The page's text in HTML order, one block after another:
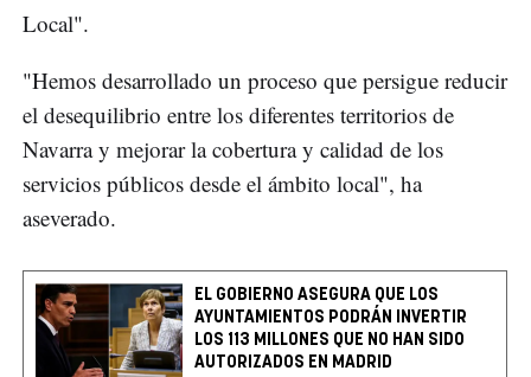
Local".
"Hemos desarrollado un proceso que persigue reducir
el desequilibrio entre los diferentes territorios de
Navarra y mejorar la cobertura y calidad de los
servicios públicos desde el ámbito local", ha
aseverado.
EL GOBIERNO ASEGURA QUE LOS
AYUNTAMIENTOS PODRÁN INVERTIR
LOS 113 MILLONES QUE NO HAN SIDO
AUTORIZADOS EN MADRID